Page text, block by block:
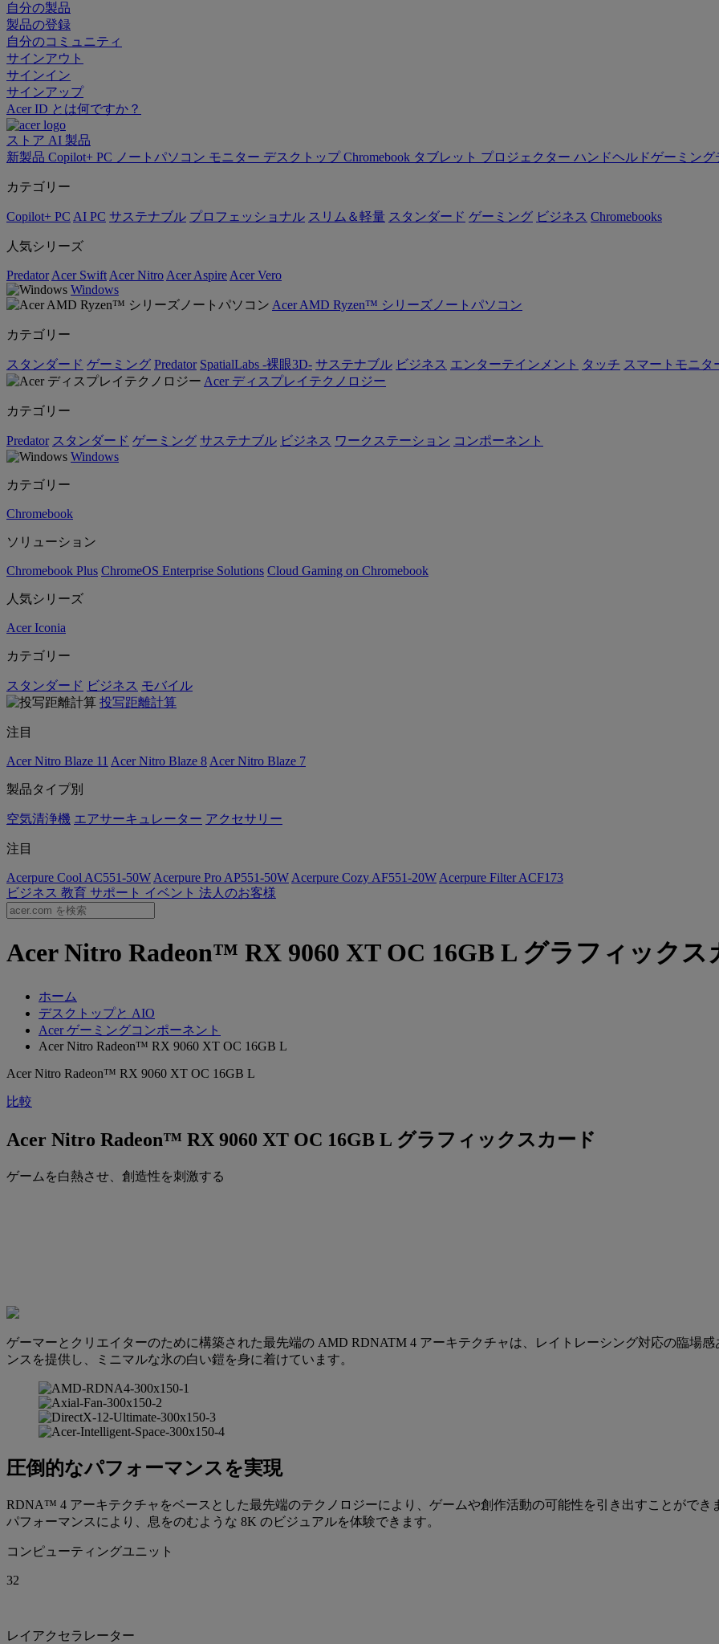
自分の製品
製品の登録
自分のコミュニティ
サインアウト
サインイン
サインアップ
Acer ID とは何ですか？
ストア AI 製品
新製品 Copilot+ PC ノートパソコン モニター デスクトップChromebook タブレット プロジェクター ハンドヘルドゲーミン
カテゴリー
Copilot+ PC AI PC サステナブル プロフェッショナル スリム＆軽量 スタンダード ゲーミング ビジネス Chromebooks
人気シリーズ
Predator Acer Swift Acer Nitro Acer Aspire Acer Vero
Windows
Acer AMD Ryzen™ シリーズノートパソコン
カテゴリー
スタンダード ゲーミング Predator SpatialLabs -裸眼3D- サステナブル ビジネス エンターテインメント タッチ スマートモニタ
Acer ディスプレイテクノロジー
カテゴリー
Predator スタンダード ゲーミング サステナブル ビジネス ワークステーション コンポーネント
Windows
カテゴリー
Chromebook
ソリューション
Chromebook Plus ChromeOS Enterprise Solutions Cloud Gaming on Chromebook
人気シリーズ
Acer Iconia
カテゴリー
スタンダード ビジネス モバイル
投写距離計算
注目
Acer Nitro Blaze 11 Acer Nitro Blaze 8 Acer Nitro Blaze 7
製品タイプ別
空気清浄機 エアサーキュレーター アクセサリー
注目
Acerpure Cool AC551-50W Acerpure Pro AP551-50W Acerpure Cozy AF551-20W Acerpure Filter ACF173
ビジネス 教育 サポート イベント 法人のお客様
Acer Nitro Radeon™ RX 9060 XT OC 16GB L グラフィックス
ホーム
デスクトップと AIO
Acer ゲーミングコンポーネント
Acer Nitro Radeon™ RX 9060 XT OC 16GB L
Acer Nitro Radeon™ RX 9060 XT OC 16GB L
比較
Acer Nitro Radeon™ RX 9060 XT OC 16GB L グラフィックスカード
ゲームを白熱させ、創造性を刺激する
ゲーマーとクリエイターのために構築された最先端の AMD RDNATM 4 アーキテクチャは、レイトレーシング対応の臨場
ンスを提供し、ミニマルな氷の白い鎧を身に着けています。
圧倒的なパフォーマンスを実現
RDNA™ 4 アーキテクチャをベースとした最先端のテクノロジーにより、ゲームや創作活動の可能性を引き出すことがで
パフォーマンスにより、息をのむような 8K のビジュアルを体験できます。
コンピューティングユニット
32
レイアクセラレーター